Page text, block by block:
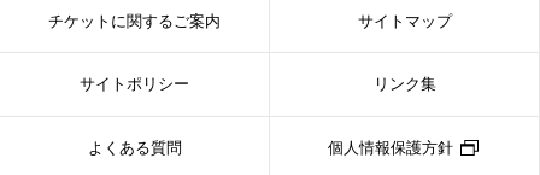
チケットに関するご案内 サイトマップ
サイトポリシー リンク集
よくある質問 個人情報保護方針